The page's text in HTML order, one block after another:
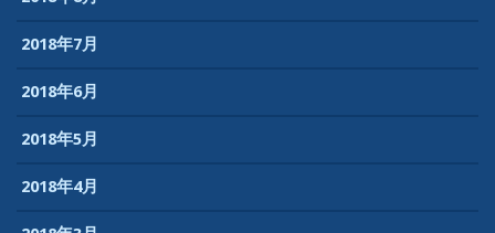
2018年7月
2018年6月
2018年5月
2018年4月